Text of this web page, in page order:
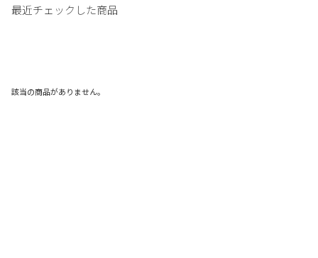
該当の商品がありません。